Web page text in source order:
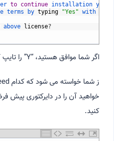
to continue installation you
terms by typing "Yes" with
above license?
اگر شما موافق هستید، “Y” را تایپ کنید.
خواهید آن را در دایرکتوری پیش
کنید.